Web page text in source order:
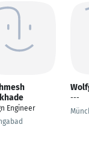
Engineer
---